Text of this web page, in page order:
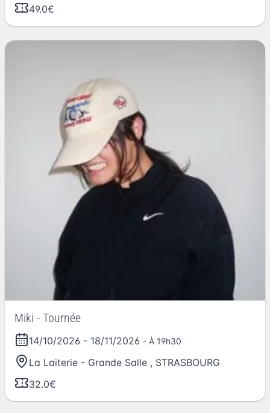
49.0€
Miki - Tournée
14/10/2026 - 18/11/2026 - À 19h30
La Laiterie - Grande Salle , STRASBOURG
32.0€